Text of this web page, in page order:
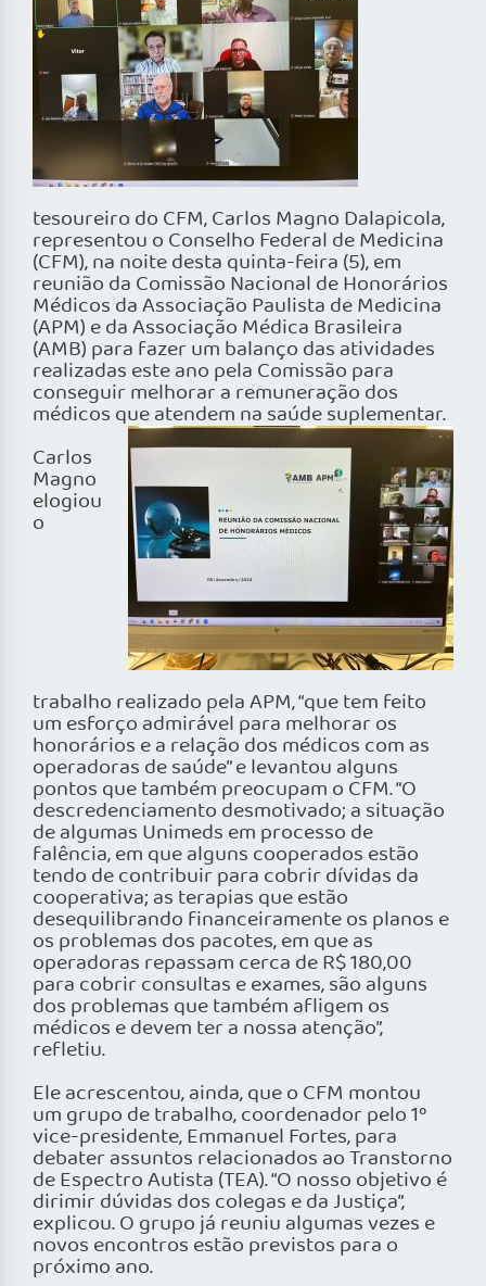
tesoureiro do CFM, Carlos Magno Dalapicola,
representou o Conselho Federal de Medicina
(CFM), na noite desta quinta-feira (5), em
reunião da Comissão Nacional de Honorários
Médicos da Associação Paulista de Medicina
(APM) e da Associação Médica Brasileira
(AMB) para fazer um balanço das atividades
realizadas este ano pela Comissão para
conseguir melhorar a remuneração dos
médicos que atendem na saúde suplementar.
Carlos
Magno
elogiou
o
trabalho realizado pela APM, “que tem feito
um esforço admirável para melhorar os
honorários e a relação dos médicos com as
operadoras de saúde” e levantou alguns
pontos que também preocupam o CFM. “O
descredenciamento desmotivado; a situação
de algumas Unimeds em processo de
falência, em que alguns cooperados estão
tendo de contribuir para cobrir dívidas da
cooperativa; as terapias que estão
desequilibrando financeiramente os planos e
os problemas dos pacotes, em que as
operadoras repassam cerca de R$ 180,00
para cobrir consultas e exames, são alguns
dos problemas que também afligem os
médicos e devem ter a nossa atenção”,
refletiu.
Ele acrescentou, ainda, que o CFM montou
um grupo de trabalho, coordenador pelo 1º
vice-presidente, Emmanuel Fortes, para
debater assuntos relacionados ao Transtorno
de Espectro Autista (TEA). “O nosso objetivo é
dirimir dúvidas dos colegas e da Justiça”,
explicou. O grupo já reuniu algumas vezes e
novos encontros estão previstos para o
próximo ano.